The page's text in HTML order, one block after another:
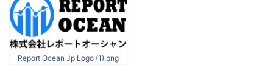
Report Ocean Jp Logo (1).png